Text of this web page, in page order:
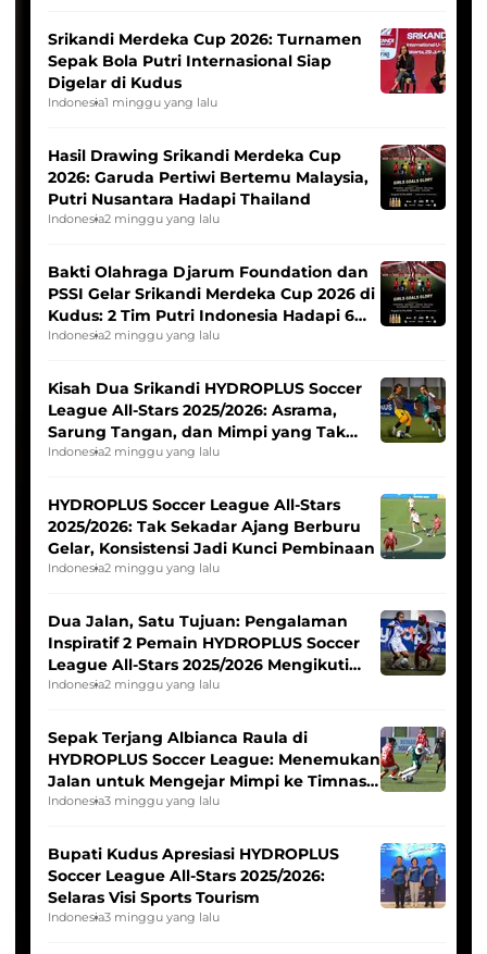
Srikandi Merdeka Cup 2026: Turnamen
Sepak Bola Putri Internasional Siap
Digelar di Kudus
Indonesia1 minggu yang lalu
Hasil Drawing Srikandi Merdeka Cup
2026: Garuda Pertiwi Bertemu Malaysia,
Putri Nusantara Hadapi Thailand
Indonesia2 minggu yang lalu
Bakti Olahraga Djarum Foundation dan
PSSI Gelar Srikandi Merdeka Cup 2026 di
Kudus: 2 Tim Putri Indonesia Hadapi 6
Tim Asia
Indonesia2 minggu yang lalu
Kisah Dua Srikandi HYDROPLUS Soccer
League All-Stars 2025/2026: Asrama,
Sarung Tangan, dan Mimpi yang Tak
Pernah Padam
Indonesia2 minggu yang lalu
HYDROPLUS Soccer League All-Stars
2025/2026: Tak Sekadar Ajang Berburu
Gelar, Konsistensi Jadi Kunci Pembinaan
Indonesia2 minggu yang lalu
Dua Jalan, Satu Tujuan: Pengalaman
Inspiratif 2 Pemain HYDROPLUS Soccer
League All-Stars 2025/2026 Mengikuti
Seleksi Timnas Indonesia Putri
Indonesia2 minggu yang lalu
Sepak Terjang Albianca Raula di
HYDROPLUS Soccer League: Menemukan
Jalan untuk Mengejar Mimpi ke Timnas
Indonesia Putri
Indonesia3 minggu yang lalu
Bupati Kudus Apresiasi HYDROPLUS
Soccer League All-Stars 2025/2026:
Selaras Visi Sports Tourism
Indonesia3 minggu yang lalu